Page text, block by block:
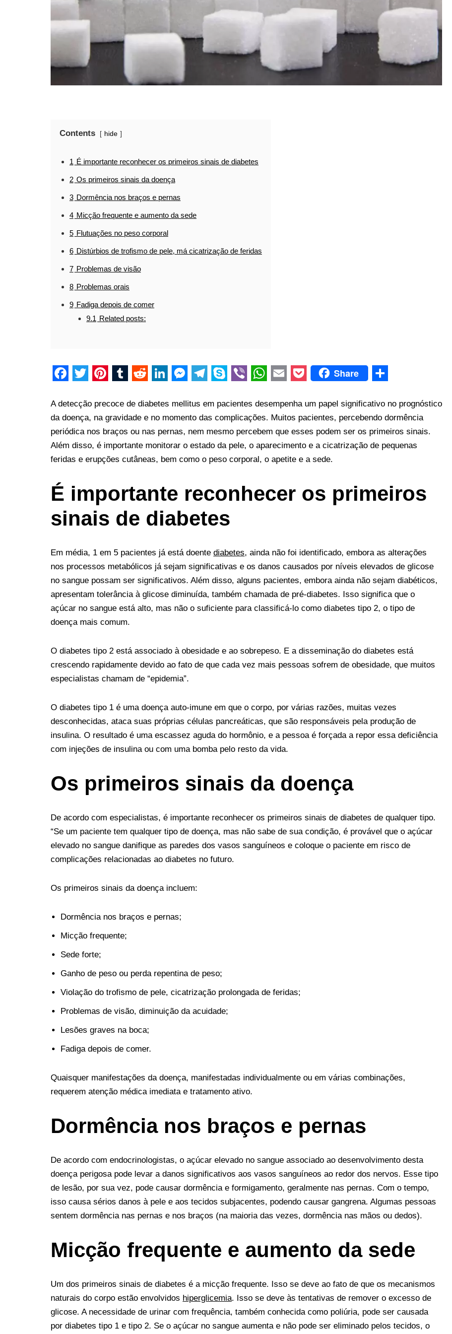
Contents hide
1 É importante reconhecer os primeiros sinais de diabetes
2 Os primeiros sinais da doença
3 Dormência nos braços e pernas
4 Micção frequente e aumento da sede
5 Flutuações no peso corporal
6 Distúrbios de trofismo de pele, má cicatrização de feridas
7 Problemas de visão
8 Problemas orais
9 Fadiga depois de comer
9.1 Related posts:
a
c
e
b
o
o
k
w
i
t
t
e
r
i
n
t
e
r
s
t
u
m
b
l
r
e
d
d
i
t
i
n
k
e
d
n
e
s
s
e
n
e
r
e
l
e
g
r
m
k
y
p
e
i
b
e
r
h
a
t
s
A
p
m
a
i
l
o
c
k
e
t
Share
h
a
r
e
A detecção precoce de diabetes mellitus em pacientes desempenha um papel significativo no prognóstico
da doença, na gravidade e no momento das complicações. Muitos pacientes, percebendo dormência
periódica nos braços ou nas pernas, nem mesmo percebem que esses podem ser os primeiros sinais.
Além disso, é importante monitorar o estado da pele, o aparecimento e a cicatrização de pequenas
feridas e erupções cutâneas, bem como o peso corporal, o apetite e a sede.
É importante reconhecer os primeiros
sinais de diabetes
Em média, 1 em 5 pacientes já está doente diabetes, ainda não foi identificado, embora as alterações
nos processos metabólicos já sejam significativas e os danos causados ​​por níveis elevados de glicose
no sangue possam ser significativos. Além disso, alguns pacientes, embora ainda não sejam diabéticos,
apresentam tolerância à glicose diminuída, também chamada de pré-diabetes. Isso significa que o
açúcar no sangue está alto, mas não o suficiente para classificá-lo como diabetes tipo 2, o tipo de
doença mais comum.
O diabetes tipo 2 está associado à obesidade e ao sobrepeso. E a disseminação do diabetes está
crescendo rapidamente devido ao fato de que cada vez mais pessoas sofrem de obesidade, que muitos
especialistas chamam de “epidemia”.
O diabetes tipo 1 é uma doença auto-imune em que o corpo, por várias razões, muitas vezes
desconhecidas, ataca suas próprias células pancreáticas, que são responsáveis ​​pela produção de
insulina. O resultado é uma escassez aguda do hormônio, e a pessoa é forçada a repor essa deficiência
com injeções de insulina ou com uma bomba pelo resto da vida.
Os primeiros sinais da doença
De acordo com especialistas, é importante reconhecer os primeiros sinais de diabetes de qualquer tipo.
“Se um paciente tem qualquer tipo de doença, mas não sabe de sua condição, é provável que o açúcar
elevado no sangue danifique as paredes dos vasos sanguíneos e coloque o paciente em risco de
complicações relacionadas ao diabetes no futuro.
Os primeiros sinais da doença incluem:
Dormência nos braços e pernas;
Micção frequente;
Sede forte;
Ganho de peso ou perda repentina de peso;
Violação do trofismo de pele, cicatrização prolongada de feridas;
Problemas de visão, diminuição da acuidade;
Lesões graves na boca;
Fadiga depois de comer.
Quaisquer manifestações da doença, manifestadas individualmente ou em várias combinações,
requerem atenção médica imediata e tratamento ativo.
Dormência nos braços e pernas
De acordo com endocrinologistas, o açúcar elevado no sangue associado ao desenvolvimento desta
doença perigosa pode levar a danos significativos aos vasos sanguíneos ao redor dos nervos. Esse tipo
de lesão, por sua vez, pode causar dormência e formigamento, geralmente nas pernas. Com o tempo,
isso causa sérios danos à pele e aos tecidos subjacentes, podendo causar gangrena. Algumas pessoas
sentem dormência nas pernas e nos braços (na maioria das vezes, dormência nas mãos ou dedos).
Micção frequente e aumento da sede
Um dos primeiros sinais de diabetes é a micção frequente. Isso se deve ao fato de que os mecanismos
naturais do corpo estão envolvidos hiperglicemia. Isso se deve às tentativas de remover o excesso de
glicose. A necessidade de urinar com frequência, também conhecida como poliúria, pode ser causada
por diabetes tipo 1 e tipo 2. Se o açúcar no sangue aumenta e não pode ser eliminado pelos tecidos, o